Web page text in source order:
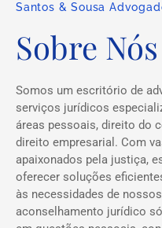
Santos & Sousa
Sobre Nós
Somos um escritório de
serviços jurídicos
áreas pessoais, direito do
direito empresarial. Com
apaixonados pela justiça,
oferecer soluções
às necessidades de
aconselhamento jurídico